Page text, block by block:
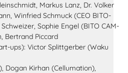
Markus Lanz, Dr. Volker
Winfried Schmuck (CEO BITO-
Sophie Engel (BITO CAM-
Bertrand Piccard
ups): Victor Splittgerber (Waku
Dogan Kirhan (Cellumation),